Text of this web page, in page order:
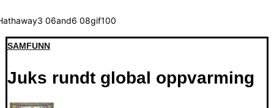
SAMFUNN
Juks rundt global oppvarming